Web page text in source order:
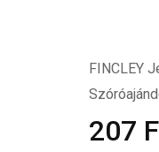
FINCLEY
207